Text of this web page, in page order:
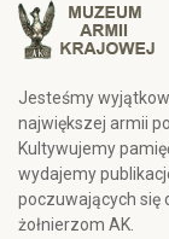
Jesteśmy
największej armii
Kultywujemy
wydajemy
poczuwających się
żołnierzom AK.